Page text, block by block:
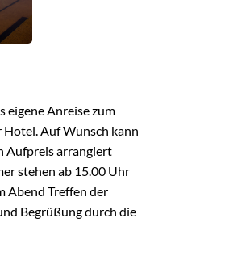
eigene Anreise zum
Auf Wunsch kann
Aufpreis arrangiert
stehen ab 15.00 Uhr
Abend Treffen der
Begrüßung durch die